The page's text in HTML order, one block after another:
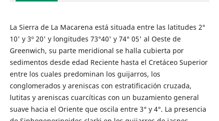
La Sierra de La Macarena está situada entre las latitudes 2°
10' y 3º 20' y longitudes 73°40' y 74° 05' al Oeste de
Greenwich, su parte meridional se halla cubierta por
sedimentos desde edad Reciente hasta el Cretáceo Superior
entre los cuales predominan los guijarros, los
conglomerados y areniscas con estratificación cruzada,
lutitas y areniscas cuarcíticas con un buzamiento general
suave hacia el Oriente que oscila entre 3° y 4°. La presencia